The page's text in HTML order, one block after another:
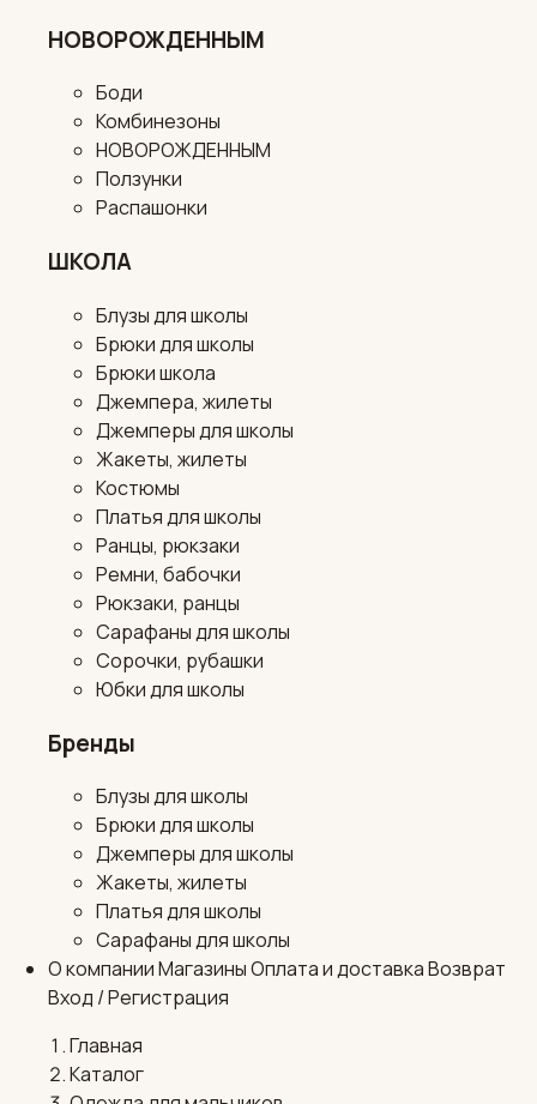
НОВОРОЖДЕННЫМ
Боди
Комбинезоны
НОВОРОЖДЕННЫМ
Ползунки
Распашонки
ШКОЛА
Блузы для школы
Брюки для школы
Брюки школа
Джемпера, жилеты
Джемперы для школы
Жакеты, жилеты
Костюмы
Платья для школы
Ранцы, рюкзаки
Ремни, бабочки
Рюкзаки, ранцы
Сарафаны для школы
Сорочки, рубашки
Юбки для школы
Бренды
Блузы для школы
Брюки для школы
Джемперы для школы
Жакеты, жилеты
Платья для школы
Сарафаны для школы
О компанииМагазиныОплата и доставкаВозврат
Вход / Регистрация
Главная
Каталог